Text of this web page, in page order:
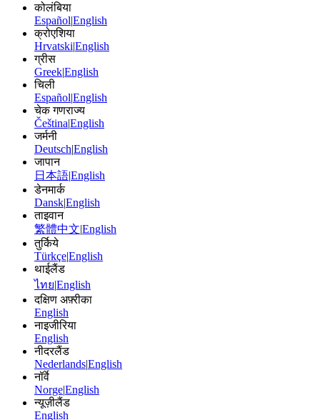
कोलंबिया
Español|English
क्रोएशिया
Hrvatski|English
ग्रीस
Greek|English
चिली
Español|English
चेक गणराज्य
Čeština|English
जर्मनी
Deutsch|English
जापान
日本語|English
डेनमार्क
Dansk|English
ताइवान
繁體中文|English
तुर्किये
Türkçe|English
थाईलैंड
ไทย|English
दक्षिण अफ़्रीका
English
नाइजीरिया
English
नीदरलैंड
Nederlands|English
नॉर्वे
Norge|English
न्यूज़ीलैंड
English